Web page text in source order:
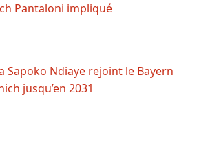
Pantaloni impliqué
Sapoko Ndiaye rejoint le Bayern
jusqu’en 2031